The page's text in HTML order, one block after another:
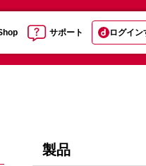
サポート ログイン
製品